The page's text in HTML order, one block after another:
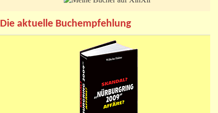
Die aktuelle Buchempfehlung